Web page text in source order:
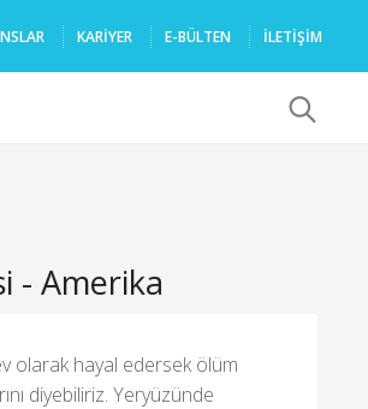
KARIYER E-BÜLTEN İLETİŞİM
- Amerika
olarak hayal edersek ölüm
diyebiliriz. Yeryüzünde